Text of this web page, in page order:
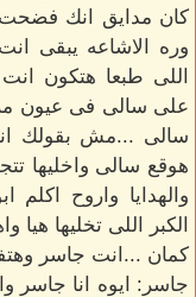
كان مدايق انك
وره الاشاعه يبقى
اللى طبعا هتكون
على سالى فى عيون
سالى ...مش بقولك
هوقع سالى واخليها
والهدايا واروح
الكبر اللى تخليها
كمان ...انت جاسر
جاسر: ايوه انا جاسر